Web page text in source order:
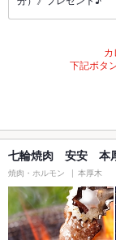
下記ボタ
七輪焼肉 安安 本
焼肉・ホルモン 本厚木